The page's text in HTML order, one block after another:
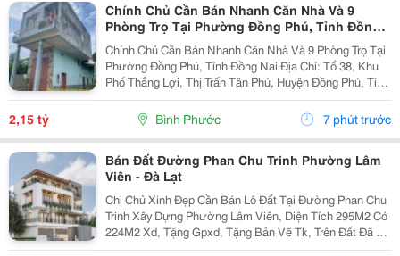
Chính Chủ Cần Bán Nhanh Căn Nhà Và 9
Phòng Trọ Tại Phường Đồng Phú, Tỉnh Đồng
Nai
Chính Chủ Cần Bán Nhanh Căn Nhà Và 9 Phòng Trọ Tại
Phường Đồng Phú, Tỉnh Đồng Nai Địa Chỉ: Tổ 38, Khu
Phố Thắng Lợi, Thị Trấn Tân Phú, Huyện Đồng Phú, Tỉnh
Bình Phước Diện Tích: 250M2 (5X50M; Thổ Cư 50M2)
Giá Bán: 2 Tỷ 150 Triệu - Kết Cấu: 1 Căn...
2,15 tỷ Bình Phước 7 phút trước
Bán Đất Đường Phan Chu Trinh Phường Lâm
Viên - Đà Lạt
Chị Chủ Xinh Đẹp Cần Bán Lô Đất Tại Đường Phan Chu
Trinh Xây Dựng Phường Lâm Viên, Diện Tích 295M2 Có
224M2 Xd, Tặng Gpxd, Tặng Bản Vẽ Tk, Trên Đất Đã Ép
Cọc Giá 12.5Ty Liên Hệ 0917786186